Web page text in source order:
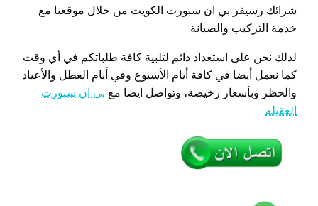
شرائك رسيفر بي ان سبورت الكويت من خلال موقعنا مع
خدمة التركيب والصيانة
لذلك نحن على استعداد دائم لتلبية كافة طلباتكم في أي وقت
كما نعمل أيضا في كافة أيام الأسبوع وفي أيام العطل والأعياد
والحظر وبأسعار رخيصة، وتواصل ايضا مع بي ان سبورت
العقيلة